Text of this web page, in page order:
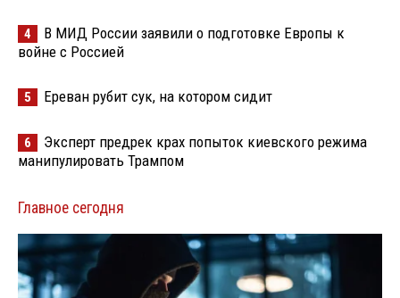
4
В МИД России заявили о подготовке Европы к
войне с Россией
5 Ереван рубит сук, на котором сидит
6
Эксперт предрек крах попыток киевского режима
манипулировать Трампом
Главное сегодня